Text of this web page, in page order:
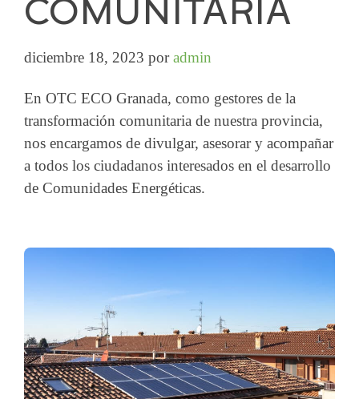
COMUNITARIA
diciembre 18, 2023 poradmin
En OTC ECO Granada, como gestores de la
transformación comunitaria de nuestra provincia,
nos encargamos de divulgar, asesorar y acompañar
a todos los ciudadanos interesados en el desarrollo
de Comunidades Energéticas.